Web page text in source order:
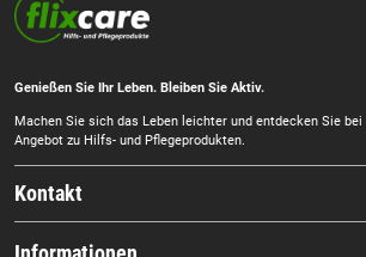
Genießen Sie Ihr Leben. Bleiben Sie Aktiv.
Machen Sie sich das Leben leichter und entdecken Sie
Angebot zu Hilfs- und Pflegeprodukten.
Kontakt